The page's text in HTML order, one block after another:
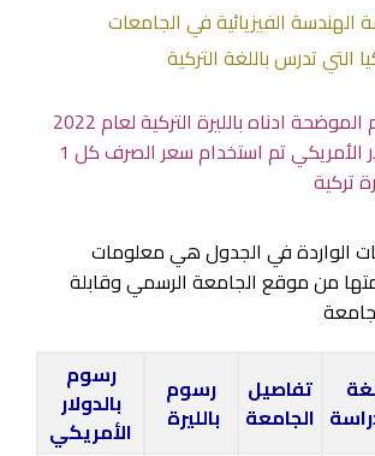
الهندسة الفيزيائية في الجامعات
التي تدرس باللغة التركية
الرسوم الموضحة ادناه بالليرة التركية لعام 2022
ما يقابلها بالدولار الأمريكي تم استخدام سعر الصرف كل 1
الواردة في الجدول هي معلومات
من موقع الجامعة الرسمي وقابلة
تفاصيل
الجامعة
رسوم
بالليرة
رسوم
بالدولار
الأمريكي